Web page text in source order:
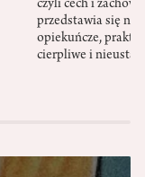
czyli cech i
przedstawia się
opiekuńcze,
cierpliwe i